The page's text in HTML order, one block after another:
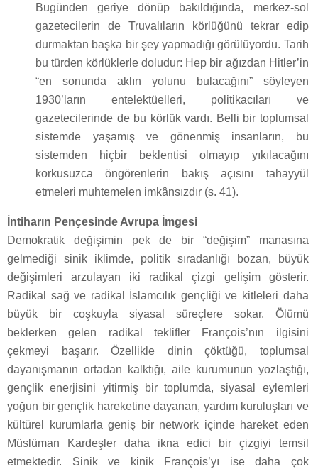
Bugünden geriye dönüp bakıldığında, merkez-sol
gazetecilerin de Truvalıların körlüğünü tekrar edip
durmaktan başka bir şey yapmadığı görülüyordu. Tarih
bu türden körlüklerle doludur: Hep bir ağızdan Hitler’in
“en sonunda aklın yolunu bulacağını” söyleyen
1930’ların entelektüelleri, politikacıları ve
gazetecilerinde de bu körlük vardı. Belli bir toplumsal
sistemde yaşamış ve gönenmiş insanların, bu
sistemden hiçbir beklentisi olmayıp yıkılacağını
korkusuzca öngörenlerin bakış açısını tahayyül
etmeleri muhtemelen imkânsızdır (s. 41).
İntiharın Pençesinde Avrupa İmgesi
Demokratik değişimin pek de bir “değişim” manasına
gelmediği sinik iklimde, politik sıradanlığı bozan, büyük
değişimleri arzulayan iki radikal çizgi gelişim gösterir.
Radikal sağ ve radikal İslamcılık gençliği ve kitleleri daha
büyük bir coşkuyla siyasal süreçlere sokar. Ölümü
beklerken gelen radikal teklifler François’nın ilgisini
çekmeyi başarır. Özellikle dinin çöktüğü, toplumsal
dayanışmanın ortadan kalktığı, aile kurumunun yozlaştığı,
gençlik enerjisini yitirmiş bir toplumda, siyasal eylemleri
yoğun bir gençlik hareketine dayanan, yardım kuruluşları ve
kültürel kurumlarla geniş bir network içinde hareket eden
Müslüman Kardeşler daha ikna edici bir çizgiyi temsil
etmektedir. Sinik ve kinik François’yı ise daha çok